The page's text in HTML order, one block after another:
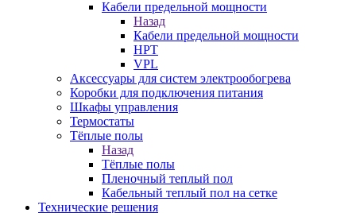
Кабели предельной мощности
Назад
Кабели предельной мощности
HPT
VPL
Аксессуары для систем электрообогрева
Коробки для подключения питания
Шкафы управления
Термостаты
Тёплые полы
Назад
Тёплые полы
Пленочный теплый пол
Кабельный теплый пол на сетке
Технические решения